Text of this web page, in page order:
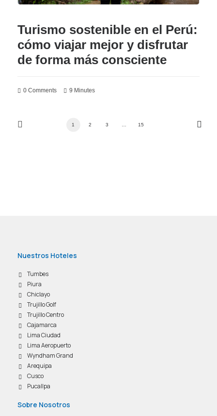
Turismo sostenible en el Perú:
cómo viajar mejor y disfrutar
de forma más consciente
0 Comments 9 Minutes
1 2 3 15
Nuestros Hoteles
Tumbes
Piura
Chiclayo
Trujillo Golf
Trujillo Centro
Cajamarca
Lima Ciudad
Lima Aeropuerto
Wyndham Grand
Arequipa
Cusco
Pucallpa
Sobre Nosotros